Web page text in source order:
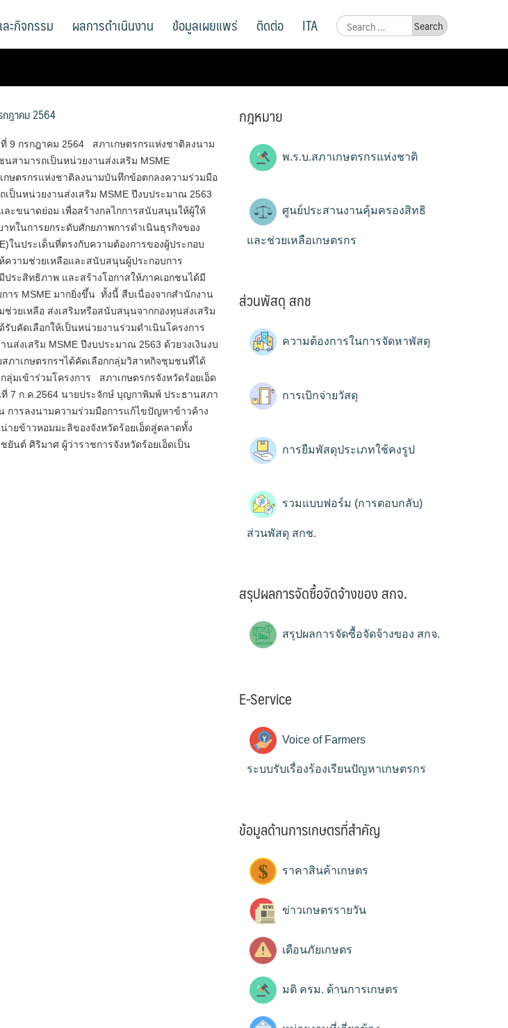
Search
for:
ะกิจกรรม ผลการดำเนินงาน ข้อมูลเผยแพร่ ติดต่อ ITA
กฎาคม 2564
9 กรกฎาคม 2564 สภาเกษตรกรแห่งชาติลงนาม
สามารถเป็นหน่วยงานส่งเสริม MSME
รกรแห่งชาติลงนามบันทึกข้อตกลงความร่วมมือ
ป็นหน่วยงานส่งเสริม MSME ปีงบประมาณ 2563
ะขนาดย่อม เพื่อสร้างกลไกการสนับสนุนให้ผู้ให้
ทในการยกระดับศักยภาพการดำเนินธุรกิจของ
ในประเด็นที่ตรงกับความต้องการของผู้ประกอบ
ความช่วยเหลือและสนับสนุนผู้ประกอบการ
ประสิทธิภาพ และสร้างโอกาสให้ภาคเอกชนได้มี
ร MSME มากยิ่งขึ้น ทั้งนี้ สืบเนื่องจากสำนักงาน
วยเหลือ ส่งเสริมหรือสนับสนุนจากกองทุนส่งเสริม
บคัดเลือกให้เป็นหน่วยงานร่วมดำเนินโครงการ
ส่งเสริม MSME ปีงบประมาณ 2563 ด้วยวงเงินงบ
ภาเกษตรกรฯได้คัดเลือกกลุ่มวิสาหกิจชุมชนที่ได้
มเข้าร่วมโครงการ สภาเกษตรกรจังหวัดร้อยเอ็ด
.ค.2564 นายประจักษ์ บุญกาพิมพ์ ประธานสภา
การลงนามความร่วมมือการแก้ไขปัญหาข้าวค้าง
ายข้าวหอมมะลิของจังหวัดร้อยเอ็ดสู่ตลาดทั้ง
ยันต์ ศิริมาศ ผู้ว่าราชการจังหวัดร้อยเอ็ดเป็น
กฎหมาย
พ.ร.บ.สภาเกษตรกรแห่งชาติ
ศูนย์ประสานงานคุ้มครองสิทธิ
และช่วยเหลือเกษตรกร
ส่วนพัสดุ สกช
ความต้องการในการจัดหาพัสดุ
การเบิกจ่ายวัสดุ
การยืมพัสดุประเภทใช้คงรูป
รวมแบบฟอร์ม (การตอบกลับ)
ส่วนพัสดุ สกช.
สรุปผลการจัดซื้อจัดจ้างของ สกจ.
สรุปผลการจัดซื้อจัดจ้างของ สกจ.
E-Service
Voice of Farmers
ระบบรับเรื่องร้องเรียนปัญหาเกษตรกร
ข้อมูลด้านการเกษตรที่สำคัญ
ราคาสินค้าเกษตร
ข่าวเกษตรรายวัน
เตือนภัยเกษตร
มติ ครม. ด้านการเกษตร